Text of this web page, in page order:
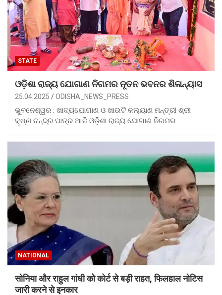
STATE
ଓଡ଼ିଶା ରାଜ୍ୟ ଯୋଗାଣ ନିଗମର ନୂତନ ଭବନର ଶିଳାନ୍ୟାସ
25.04.2025 ODISHA_NEWS_PRESS
ଭୁବନେଶ୍ୱର : ଖାଦ୍ୟଯୋଗାଣ ଓ ଖାଉଟି କଲ୍ୟାଣ ମନ୍ତ୍ରୀ ଶ୍ରୀ
କୃଷ୍ଣ ଚନ୍ଦ୍ର ପାତ୍ର ଆଜି ଓଡ଼ିଶା ରାଜ୍ୟ ଯୋଗାଣ ନିଗମର…
NATIONAL
सोनिया और राहुल गांधी को कोर्ट से बड़ी राहत, फिलहाल नोटिस
जारी करने से इनकार